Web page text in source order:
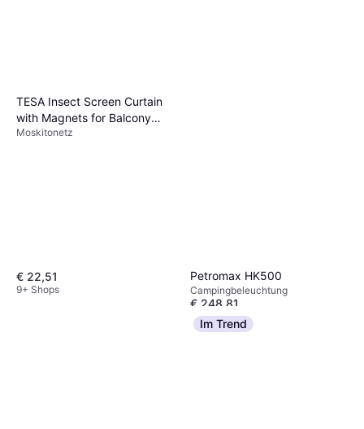
TESA Insect Screen Curtain
with Magnets for Balcony
and Patio Doors 2.0m x 0.8m
Moskitonetz
€ 22,51
9+ Shops
Petromax HK500
Campingbeleuchtung
€ 248,81
Oder € 43,50/Mon.
6 Shops
Im Trend